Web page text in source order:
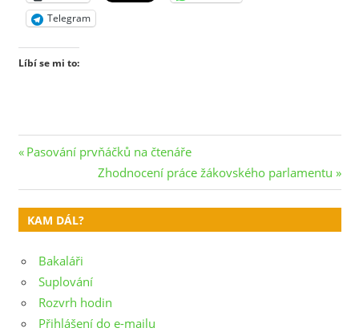
Telegram
Líbí se mi to:
Navigace
pro
příspěvek
Previous
Pasování prvňáčků na čtenáře
Next
Post:
Zhodnocení práce žákovského parlamentu
KAM DÁL?
Bakaláři
Suplování
Rozvrh hodin
Přihlášení do e-mailu